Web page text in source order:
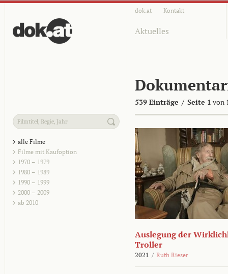
dok.at Kontakt
Aktuelles
539 Einträge / Seite 1 von
alle Filme
Filme mit Kaufoption
1970 – 1979
1980 – 1989
1990 – 1999
2000 – 2009
ab 2010
Auslegung der
Troller
2021 / Ruth Rieser